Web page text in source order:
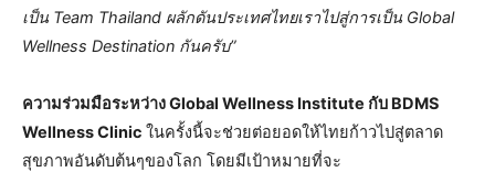
เป็น Team Thailand ผลักดันประเทศไทยเราไปสู่การเป็น Global
Wellness Destination กันครับ”
ความร่วมมือระหว่างGlobal Wellness Institute กับ BDMS
Wellness Clinic ในครั้งนี้จะช่วยต่อยอดให้ไทยก้าวไปสู่ตลาด
สุขภาพอันดับต้นๆของโลก โดยมีเป้าหมายที่จะ